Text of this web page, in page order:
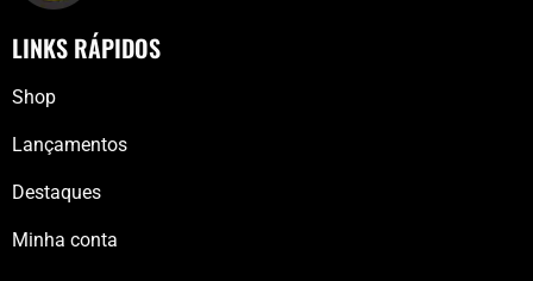
LINKS RÁPIDOS
Shop
Lançamentos
Destaques
Minha conta